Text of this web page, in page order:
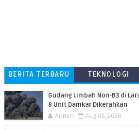
BERITA TERBARU TEKNOLOGI
​Gudang Limbah Non-B3 di
8 Unit Damkar Dikerahkan
Admin Aug 08, 2026